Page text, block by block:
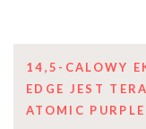
wpisu
14,5-CALOWY
EDGE JEST
ATOMIC